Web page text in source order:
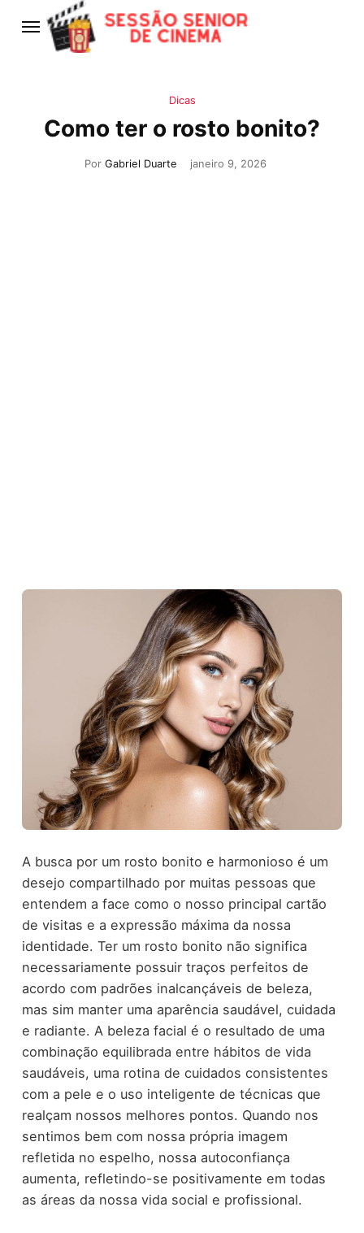
Dicas
Como ter o rosto bonito?
Por Gabriel Duarte janeiro 9, 2026
A busca por um rosto bonito e harmonioso é um
desejo compartilhado por muitas pessoas que
entendem a face como o nosso principal cartão
de visitas e a expressão máxima da nossa
identidade. Ter um rosto bonito não significa
necessariamente possuir traços perfeitos de
acordo com padrões inalcançáveis de beleza,
mas sim manter uma aparência saudável, cuidada
e radiante. A beleza facial é o resultado de uma
combinação equilibrada entre hábitos de vida
saudáveis, uma rotina de cuidados consistentes
com a pele e o uso inteligente de técnicas que
realçam nossos melhores pontos. Quando nos
sentimos bem com nossa própria imagem
refletida no espelho, nossa autoconfiança
aumenta, refletindo-se positivamente em todas
as áreas da nossa vida social e profissional.